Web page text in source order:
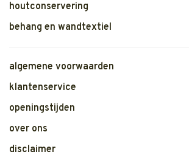
houtconservering
behang en wandtextiel
algemene voorwaarden
klantenservice
openingstijden
over ons
disclaimer